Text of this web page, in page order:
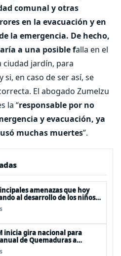
comunal y otras
en la evacuación y en
la emergencia. De hecho,
a una posible falla en el
ciudad jardín, para
si, en caso de ser así, se
El abogado Zumelzu
la “responsable por no
y evacuación, ya
muchas muertes”.
amenazas que hoy
al desarrollo de los niños
inicia gira nacional para
de Quemaduras a
de la salud